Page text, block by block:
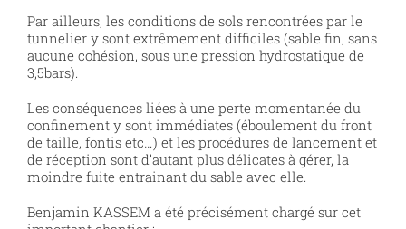
Par ailleurs, les conditions de sols rencontrées par le
tunnelier y sont extrêmement difficiles (sable fin, sans
aucune cohésion, sous une pression hydrostatique de
3,5bars).
Les conséquences liées à une perte momentanée du
confinement y sont immédiates (éboulement du front
de taille, fontis etc…) et les procédures de lancement et
de réception sont d’autant plus délicates à gérer, la
moindre fuite entrainant du sable avec elle.
Benjamin KASSEM a été précisément chargé sur cet